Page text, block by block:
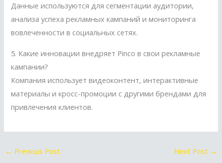
Данные используются для сегментации аудитории,
анализа успеха рекламных кампаний и мониторинга
вовлеченности в социальных сетях.
5. Какие инновации внедряет Pinco в свои рекламные
кампании?
Компания использует видеоконтент, интерактивные
материалы и кросс-промоции с другими брендами для
привлечения клиентов.
← Previous Post Next Post →